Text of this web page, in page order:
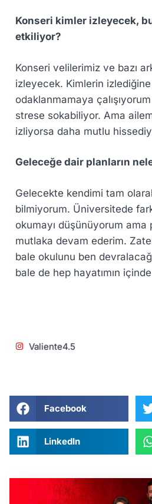
Konseri kimler izleyecek,
etkiliyor?
Konseri velilerimiz ve bazı
izleyecek. Kimlerin
odaklanmamaya
strese sokabiliyor. Ama
izliyorsa daha mutlu
Geleceğe dair planların
Gelecekte kendimi tam
bilmiyorum. Üniversitede
okumayı düşünüyorum
mutlaka devam ederim.
bale okulunu ben
bale de hep hayatımın
Valiente4.5
Facebook
LinkedIn